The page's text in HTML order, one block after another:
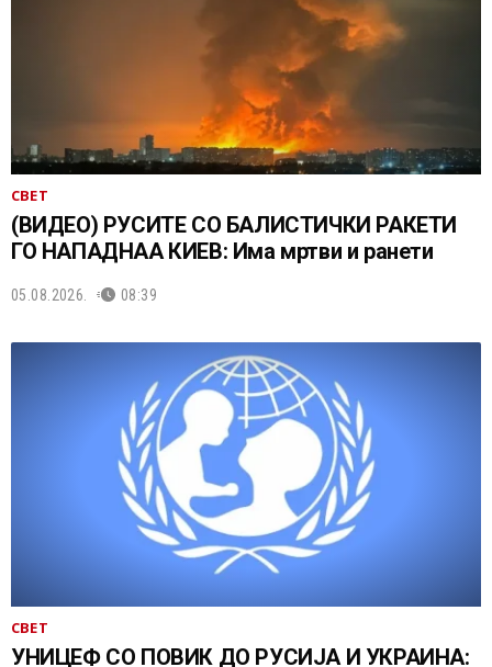
СВЕТ
(ВИДЕО) РУСИТЕ СО БАЛИСТИЧКИ РАКЕТИ
ГО НАПАДНАА КИЕВ: Има мртви и ранети
05.08.2026. 08:39
СВЕТ
УНИЦЕФ СО ПОВИК ДО РУСИЈА И УКРАИНА: